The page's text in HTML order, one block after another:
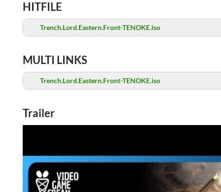
HITFILE
Trench.Lord.Eastern.Front-TENOKE.iso
MULTI LINKS
Trench.Lord.Eastern.Front-TENOKE.iso
Trailer